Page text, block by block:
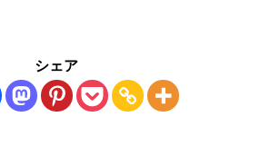
シェア